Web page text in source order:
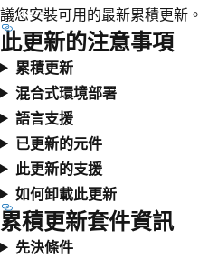
議您安裝可用的最新累積更新。
此更新的注意事項
累積更新
混合式環境部署
語言支援
已更新的元件
此更新的支援
如何卸載此更新
累積更新套件資訊
先決條件